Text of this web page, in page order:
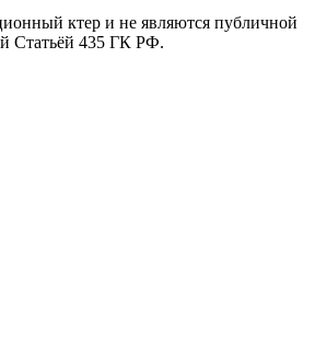
ктер и не являются публичной
Статьёй 435 ГК РФ.